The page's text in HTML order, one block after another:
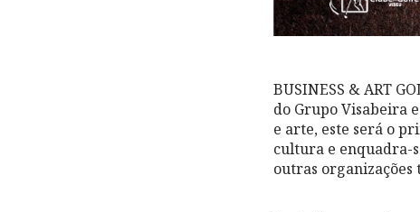
BUSINESS & ART
do Grupo Visabeira
e arte, este será o
cultura e enquadra-
outras